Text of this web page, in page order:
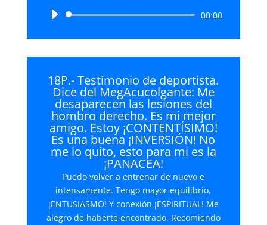
Reproductor
audio
00:00
18P.- Testimonio de deportista.
Dice del MegAcucolgante: Me
desaparecen las lesiones del
hombro derecho. Es mi mejor
amigo. Estoy ¡CONTENTÍSIMO!
Es una buena ¡INVERSIÓN! No
me lo quito, esto para mi es la
¡PANACEA!
Puedo volver a entrenar de nuevo e
intensamente. Tengo mayor equilibrio,
¡ENTUSIASMO! Y conexión ¡ESPIRITUAL! Me
alegro de haberte encontrado. Recomiendo